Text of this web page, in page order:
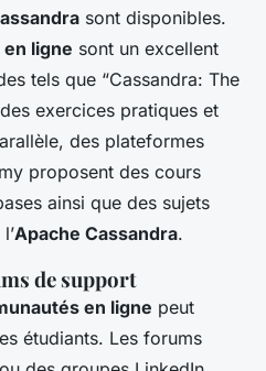
sont disponibles.
ligne sont un excellent
tels que “Cassandra: The
exercices pratiques et
des plateformes
proposent des cours
ainsi que des sujets
Apache Cassandra.
de support
en ligne peut
étudiants. Les forums